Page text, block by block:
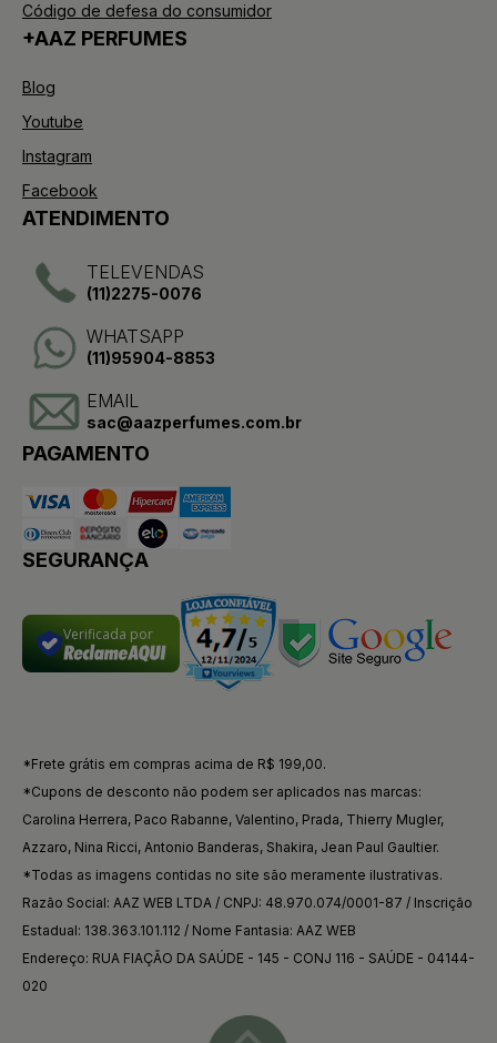
Código de defesa do consumidor
+AAZ PERFUMES
Blog
Youtube
Instagram
Facebook
ATENDIMENTO
TELEVENDAS
(11)2275-0076
WHATSAPP
(11)95904-8853
EMAIL
sac@aazperfumes.com.br
PAGAMENTO
SEGURANÇA
Verificada por
*Frete grátis em compras acima de R$ 199,00.
*Cupons de desconto não podem ser aplicados nas marcas:
Carolina Herrera, Paco Rabanne, Valentino, Prada, Thierry Mugler,
Azzaro, Nina Ricci, Antonio Banderas, Shakira, Jean Paul Gaultier.
*Todas as imagens contidas no site são meramente ilustrativas.
Razão Social: AAZ WEB LTDA / CNPJ: 48.970.074/0001-87 / Inscrição
Estadual: 138.363.101.112 / Nome Fantasia: AAZ WEB
Endereço: RUA FIAÇÃO DA SAÚDE - 145 - CONJ 116 - SAÚDE - 04144-
020